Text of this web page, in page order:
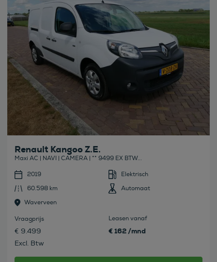
Renault Kangoo Z.E.
Maxi AC | NAVI | CAMERA | ** 9499 EX BTW...
2019
Elektrisch
60.598 km
Automaat
Waverveen
Vraagprijs
€ 9.499
Excl. Btw
Leasen vanaf
€ 162 /mnd